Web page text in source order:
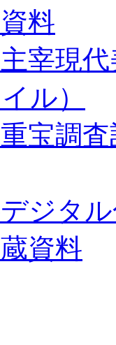
料
宰現
ル）
宝調
ジタ
資料